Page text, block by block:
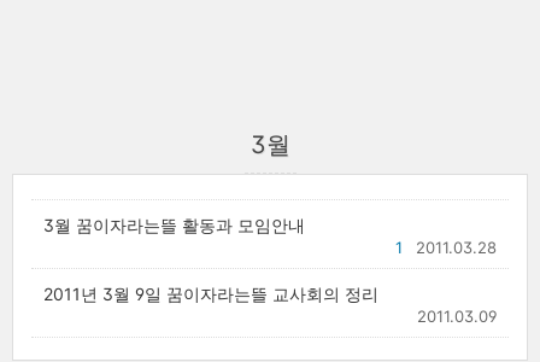
3월
3월 꿈이자라는뜰 활동과 모임안내
2011.03.28
1
2011년 3월 9일 꿈이자라는뜰 교사회의 정리
2011.03.09